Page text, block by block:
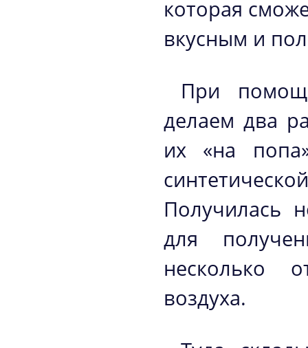
которая
вкусным и
При
делаем два
их «на
Получилась
для
несколько
воздуха.